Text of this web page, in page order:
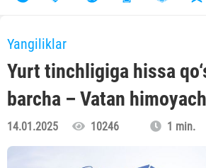
Yangiliklar
Yurt tinchligiga hissa
barcha – Vatan
14.01.2025 10246 1 min.